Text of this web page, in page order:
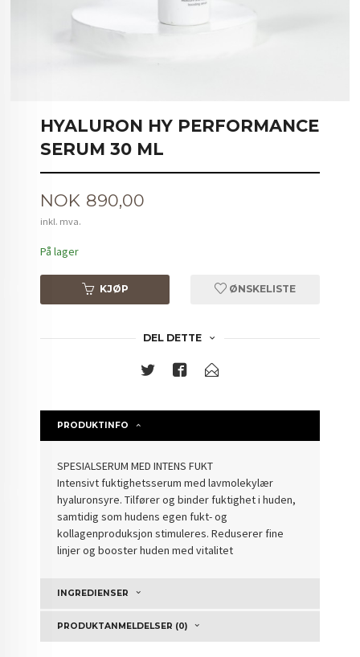
HYALURON HY PERFORMANCE
SERUM 30 ML
Pris
NOK 890,00
inkl. mva.
På lager
KJØP ØNSKELISTE
DEL DETTE
PRODUKTINFO
SPESIALSERUM MED INTENS FUKT
Intensivt fuktighetsserum med lavmolekylær
hyaluronsyre. Tilfører og binder fuktighet i huden,
samtidig som hudens egen fukt- og
kollagenproduksjon stimuleres. Reduserer fine
linjer og booster huden med vitalitet
INGREDIENSER
PRODUKTANMELDELSER (0)